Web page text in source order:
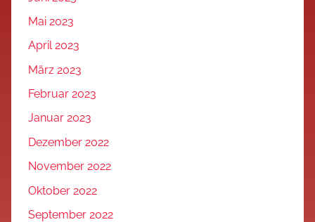
Mai 2023
April 2023
März 2023
Februar 2023
Januar 2023
Dezember 2022
November 2022
Oktober 2022
September 2022